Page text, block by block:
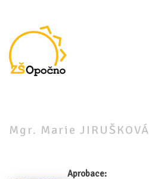
Marie
JIRUŠKOVÁ
Mgr. Marie JIRUŠKOVÁ
Aprobace: